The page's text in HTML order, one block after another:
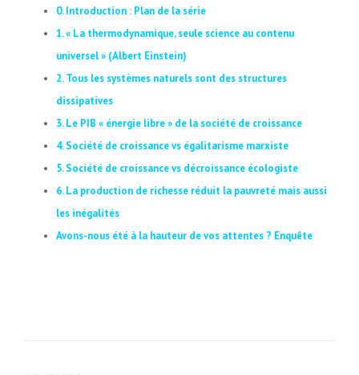
0. Introduction : Plan de la série
1. « La thermodynamique, seule science au contenu
universel » (Albert Einstein)
2. Tous les systèmes naturels sont des structures
dissipatives
3. Le PIB « énergie libre » de la société de croissance
4. Société de croissance vs égalitarisme marxiste
5. Société de croissance vs décroissance écologiste
6. La production de richesse réduit la pauvreté mais aussi
les inégalités
Avons-nous été à la hauteur de vos attentes ? Enquête